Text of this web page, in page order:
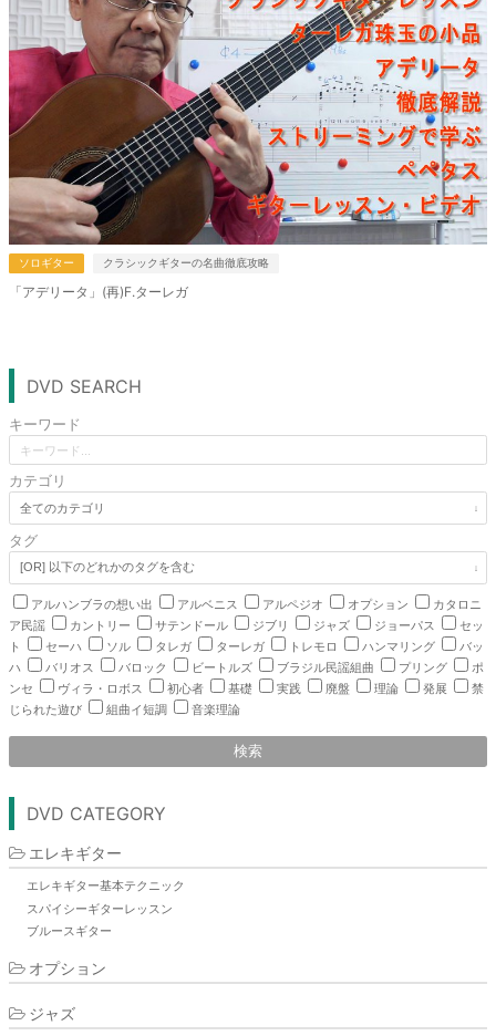
ソロギター クラシックギターの名曲徹底攻略
「アデリータ」(再)F.ターレガ
DVD SEARCH
キーワード
カテゴリ
タグ
アルハンブラの想い出 アルベニス アルペジオ オプション
カタロニ
ア民謡
カントリー サテンドール ジブリ ジャズ ジョーパス
セッ
ト
セーハ ソル タレガ ターレガ トレモロ ハンマリング
バッ
ハ
バリオス バロック ビートルズ ブラジル民謡組曲 プリング
ポ
ンセ
ヴィラ・ロボス 初心者 基礎 実践 廃盤 理論 発展
禁
じられた遊び
組曲イ短調 音楽理論
検索
DVD CATEGORY
エレキギター
エレキギター基本テクニック
スパイシーギターレッスン
ブルースギター
オプション
ジャズ